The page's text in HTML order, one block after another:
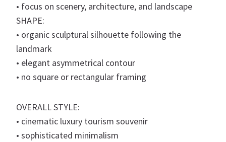
• focus on scenery, architecture, and landscape
SHAPE:
• organic sculptural silhouette following the
landmark
• elegant asymmetrical contour
• no square or rectangular framing
OVERALL STYLE:
• cinematic luxury tourism souvenir
• sophisticated minimalism